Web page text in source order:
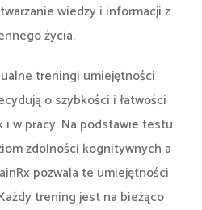
wiedzy i informacji z
życia.
treningi umiejętności
o szybkości i łatwości
i w pracy. Na podstawie testu
zdolności kognitywnych a
pozwala te umiejętności
trening jest na bieżąco